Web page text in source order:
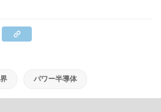
パワー半導体